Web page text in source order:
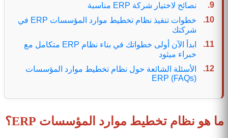
نصائح لاختيار شركة ERP مناسبة
خطوات تنفيذ نظام تخطيط موارد المؤسسات ERP في
شركتك
ابدأ الآن أولى خطواتك في بناء نظام ERP متكامل مع
خبراء ميثود
الأسئلة الشائعة حول نظام تخطيط موارد المؤسسات
ERP (FAQs)
ما هو نظام تخطيط موارد المؤسسات ERP؟